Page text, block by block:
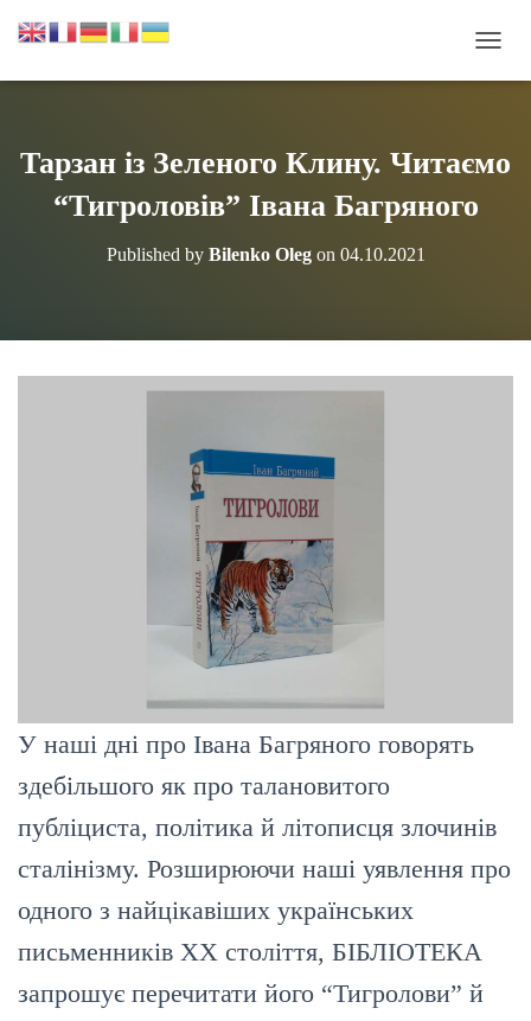
Е
К
Г
Тарзан із Зеленого Клину. Читаємо
“Тигроловів” Івана Багряного
Published by Bilenko Olegon 04.10.2021
У наші дні про Івана Багряного говорять
здебільшого як про талановитого
публіциста, політика й літописця злочинів
сталінізму. Розширюючи наші уявлення про
одного з найцікавіших українських
письменників ХХ століття, БІБЛІОТЕКА
запрошує перечитати його “Тигролови” й